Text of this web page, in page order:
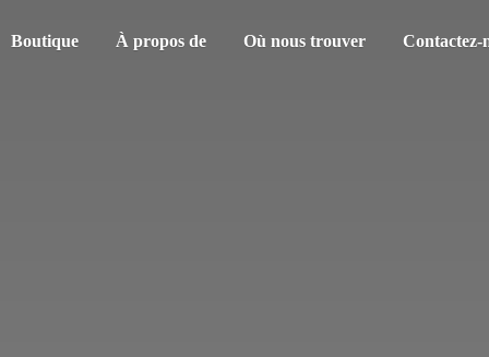
Boutique À propos de Où nous trouver Contactez-